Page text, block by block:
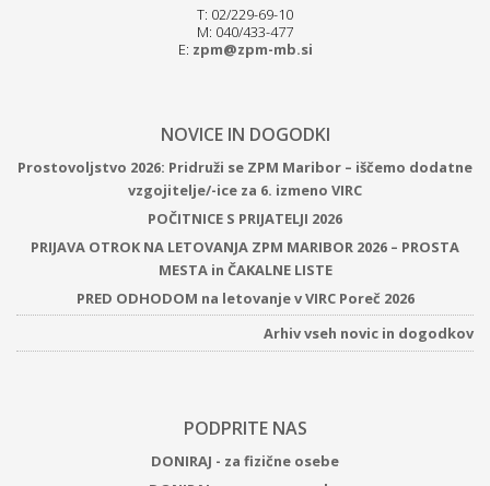
T: 02/229-69-10
M: 040/433-477
E: zpm@zpm-mb.si
NOVICE IN DOGODKI
Prostovoljstvo 2026: Pridruži se ZPM Maribor – iščemo dodatne
vzgojitelje/-ice za 6. izmeno VIRC
POČITNICE S PRIJATELJI 2026
PRIJAVA OTROK NA LETOVANJA ZPM MARIBOR 2026 – PROSTA
MESTA in ČAKALNE LISTE
PRED ODHODOM na letovanje v VIRC Poreč 2026
Arhiv vseh novic in dogodkov
PODPRITE NAS
DONIRAJ - za fizične osebe